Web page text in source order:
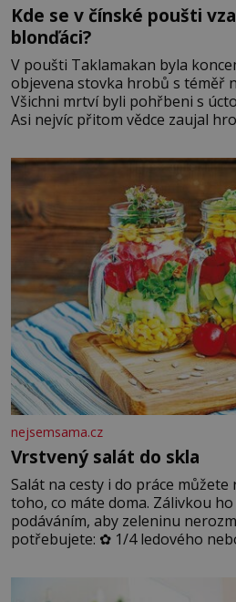
Kde se v čínské poušti
blonďáci?
V poušti Taklamakan byla
objevena stovka hrobů s téměř
Všichni mrtví byli pohřbeni s
Asi nejvíc přitom vědce zaujal
blonďaté vlásky. Fakt, že jsou těla dávných lidí nesmírně
dobře zachovalá, přičítají
podmínkám. Sucho, prosolené
nejsemsama.cz
Vrstvený salát do skla
Salát na cesty i do práce
toho, co máte doma. Zálivkou
podáváním, aby zeleninu
potřebujete: ✿ 1/4 ledového
okurky ✿ 2 rajčata Zálivka: ✿ 4
lžíci citronové šťávy ✿ ½ stroužku